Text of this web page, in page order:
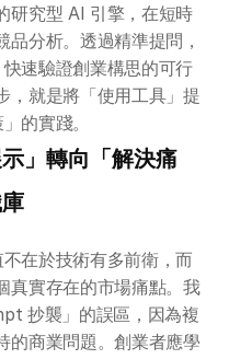
研究型 AI 引擎，在短時
分析。透過精準提問，
速驗證創業構思的可行
，就是將「使用工具」提
的實踐。
」轉向「解決痛
在於技術有多前衛，而
真實存在的市場痛點。我
抄襲」的誤區，因為複
的商業問題。創業者應學